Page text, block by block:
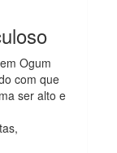
Ogum
com que
ser alto e